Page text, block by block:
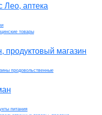
Лео, аптека
товары
продуктовый магазин
продовольственные
питания